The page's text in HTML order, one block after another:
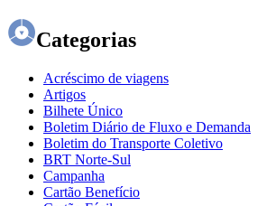
Categorias
Acréscimo de viagens
Artigos
Bilhete Único
Boletim Diário de Fluxo e Demanda
Boletim do Transporte Coletivo
BRT Norte-Sul
Campanha
Cartão Benefício